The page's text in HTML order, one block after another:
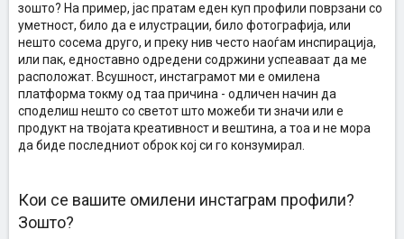
зошто? На пример, јас пратам еден куп профили поврзани со
уметност, било да е илустрации, било фотографија, или
нешто сосема друго, и преку нив често наоѓам инспирација,
или пак, едноставно одредени содржини успеаваат да ме
расположат. Всушност, инстаграмот ми е омилена
платформа токму од таа причина - одличен начин да
споделиш нешто со светот што можеби ти значи или е
продукт на твојата креативност и вештина, а тоа и не мора
да биде последниот оброк кој си го конзумирал.
Кои се вашите омилени инстаграм профили?
Зошто?